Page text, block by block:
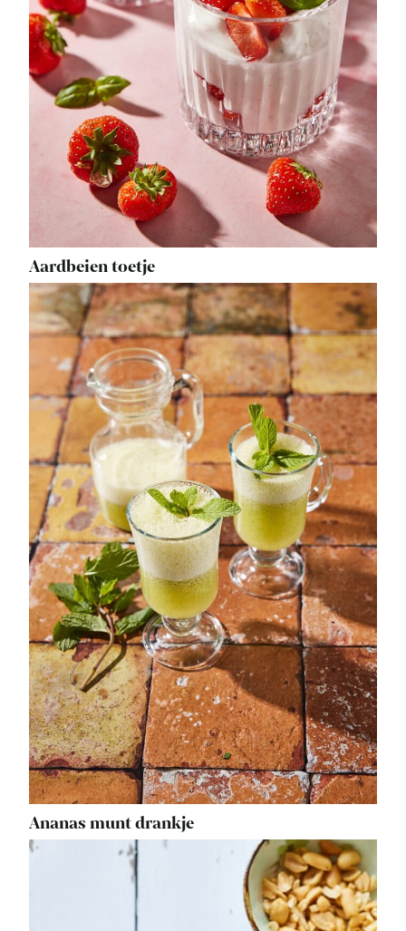
Aardbeien toetje
Ananas munt drankje